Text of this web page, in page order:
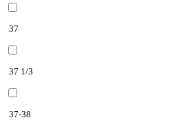
37
37 1/3
37-38